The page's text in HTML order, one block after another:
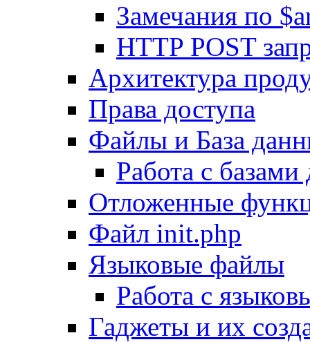
Замечания по
HTTP POST
Архитектура
Права доступа
Файлы и База
Работа с
Отложенные
Файл init.php
Языковые файлы
Работа с
Гаджеты и их